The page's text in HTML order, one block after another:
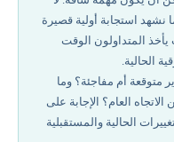
الآن؟!
نشهد استجابة أولية قصيرة
يأخذ المتداولون الوقت
الحالية.
متوقعة أم مفاجئة؟ وما
العام؟ الإجابة على
الحالية والمستقبلية